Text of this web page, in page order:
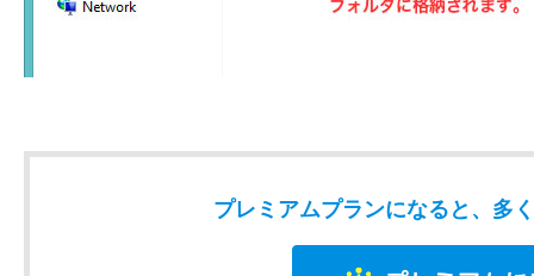
プレミアムプランになると、多